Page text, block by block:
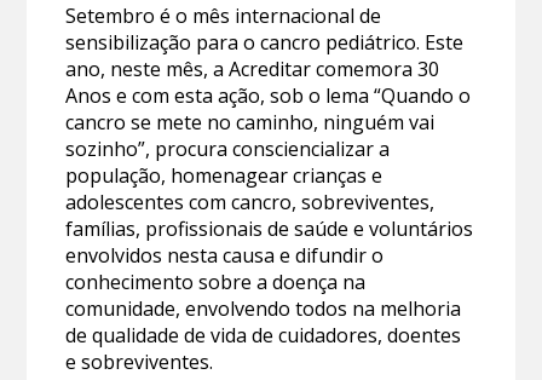
Setembro é o mês internacional de
sensibilização para o cancro pediátrico. Este
ano, neste mês, a Acreditar comemora 30
Anos e com esta ação, sob o lema “Quando o
cancro se mete no caminho, ninguém vai
sozinho”, procura consciencializar a
população, homenagear crianças e
adolescentes com cancro, sobreviventes,
famílias, profissionais de saúde e voluntários
envolvidos nesta causa e difundir o
conhecimento sobre a doença na
comunidade, envolvendo todos na melhoria
de qualidade de vida de cuidadores, doentes
e sobreviventes.